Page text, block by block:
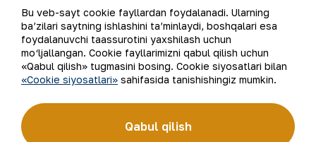
Raqamli hukumat
RSS feed
©2026
Bu veb-sayt cookie fayllardan foydalanadi. Ularning
ba’zilari saytning ishlashini ta’minlaydi, boshqalari esa
foydalanuvchi taassurotini yaxshilash uchun
mo‘ljallangan. Cookie fayllarimizni qabul qilish uchun
«Qabul qilish» tugmasini bosing. Cookie siyosatlari bilan
«Cookie siyosatlari» sahifasida tanishishingiz mumkin.
Qabul qilish